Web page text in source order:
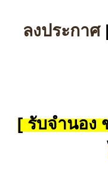
ลงประกาศ|
[ รับจำนอง